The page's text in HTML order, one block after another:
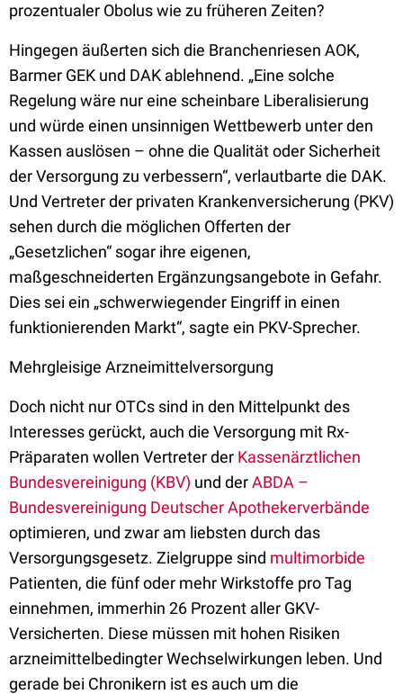
prozentualer Obolus wie zu früheren Zeiten?
Hingegen äußerten sich die Branchenriesen AOK,
Barmer GEK und DAK ablehnend. „Eine solche
Regelung wäre nur eine scheinbare Liberalisierung
und würde einen unsinnigen Wettbewerb unter den
Kassen auslösen – ohne die Qualität oder Sicherheit
der Versorgung zu verbessern“, verlautbarte die DAK.
Und Vertreter der privaten Krankenversicherung (PKV)
sehen durch die möglichen Offerten der
„Gesetzlichen“ sogar ihre eigenen,
maßgeschneiderten Ergänzungsangebote in Gefahr.
Dies sei ein „schwerwiegender Eingriff in einen
funktionierenden Markt“, sagte ein PKV-Sprecher.
Mehrgleisige Arzneimittelversorgung
Doch nicht nur OTCs sind in den Mittelpunkt des
Interesses gerückt, auch die Versorgung mit Rx-
Präparaten wollen Vertreter der Kassenärztlichen
Bundesvereinigung (KBV) und derABDA –
Bundesvereinigung Deutscher Apothekerverbände
optimieren, und zwar am liebsten durch das
Versorgungsgesetz. Zielgruppe sind multimorbide
Patienten, die fünf oder mehr Wirkstoffe pro Tag
einnehmen, immerhin 26 Prozent aller GKV-
Versicherten. Diese müssen mit hohen Risiken
arzneimittelbedingter Wechselwirkungen leben. Und
gerade bei Chronikern ist es auch um die